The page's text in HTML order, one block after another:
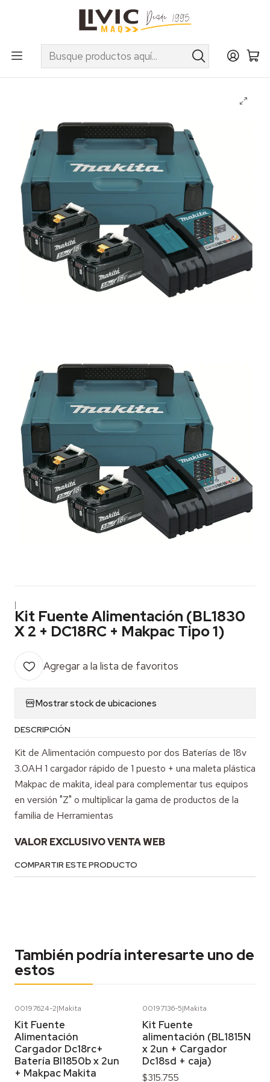
UTILIZA EL CUPÓN "INVIERNO10" EN PRODUCTOS SELECCIONADOS
Makita Accesorios
Kit Fuente Alimentación (BL1830 X 2 + DC18RC + Makpac
Tipo 1)
|
Kit Fuente Alimentación (BL1830
X 2 + DC18RC + Makpac Tipo 1)
Agregar a la lista de favoritos
Mostrar stock de ubicaciones
DESCRIPCIÓN
Kit de Alimentación compuesto por dos Baterías de 18v
3.0AH 1 cargador rápido de 1 puesto + una maleta plástica
Makpac de makita, ideal para complementar tus equipos
en versión "Z" o multiplicar la gama de productos de la
familia de Herramientas
VALOR EXCLUSIVO VENTA WEB
COMPARTIR ESTE PRODUCTO
También podría interesarte uno de
estos
00197624-2|Makita
Kit Fuente
Alimentación
Cargador Dc18rc+
Batería Bl1850b x 2un
+ Makpac Makita
00197136-5|Makita
Kit Fuente
alimentación (BL1815N
x 2un + Cargador
Dc18sd + caja)
$315.755